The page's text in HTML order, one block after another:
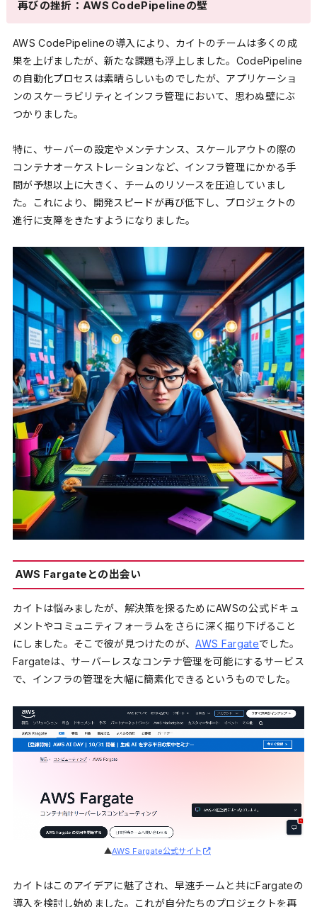
再びの挫折：AWS CodePipelineの壁
AWS CodePipelineの導入により、カイトのチームは多くの成
果を上げましたが、新たな課題も浮上しました。CodePipeline
の自動化プロセスは素晴らしいものでしたが、アプリケーショ
ンのスケーラビリティとインフラ管理において、思わぬ壁にぶ
つかりました。
特に、サーバーの設定やメンテナンス、スケールアウトの際の
コンテナオーケストレーションなど、インフラ管理にかかる手
間が予想以上に大きく、チームのリソースを圧迫していまし
た。これにより、開発スピードが再び低下し、プロジェクトの
進行に支障をきたすようになりました。
AWS Fargateとの出会い
カイトは悩みましたが、解決策を探るためにAWSの公式ドキュ
メントやコミュニティフォーラムをさらに深く掘り下げること
にしました。そこで彼が見つけたのが、AWS Fargateでした。
Fargateは、サーバーレスなコンテナ管理を可能にするサービス
で、インフラの管理を大幅に簡素化できるというものでした。
▲AWS Fargate公式サイト
カイトはこのアイデアに魅了され、早速チームと共にFargateの
導入を検討し始めました。これが自分たちのプロジェクトを再